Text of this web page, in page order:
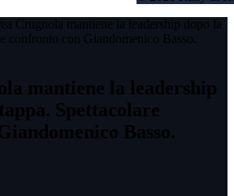
Crugnola mantiene la leadership dopo la
confronto con Giandomenico Basso.
mantiene la leadership
Spettacolare
Basso.